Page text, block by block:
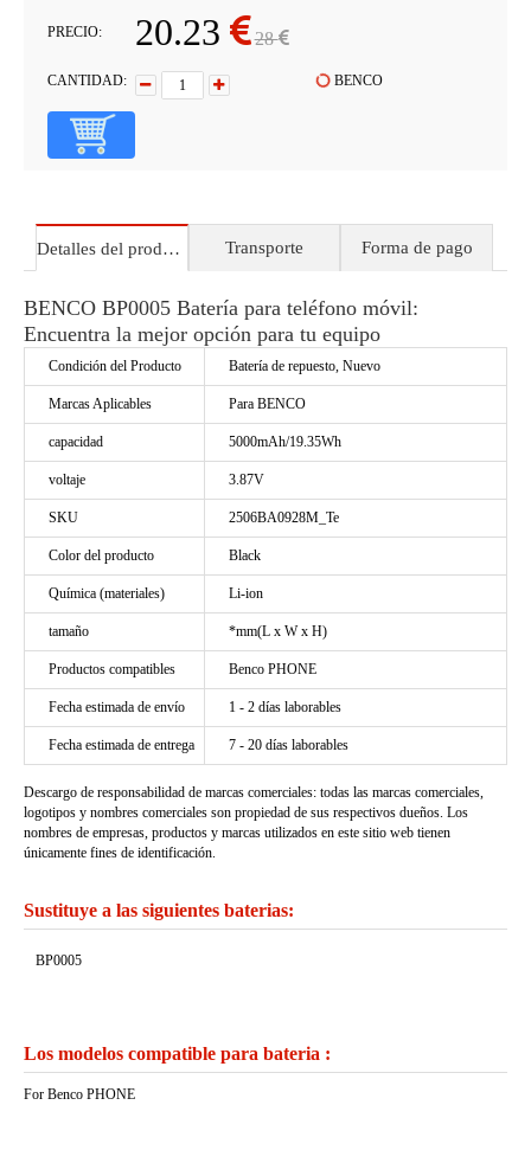
PRECIO: 20.23 28
CANTIDAD: BENCO
Detalles del producto Transporte Forma de pago
BENCO BP0005 Batería para teléfono móvil:
Encuentra la mejor opción para tu equipo
Condición del Producto Batería de repuesto, Nuevo
Marcas Aplicables Para BENCO
capacidad 5000mAh/19.35Wh
voltaje 3.87V
SKU 2506BA0928M_Te
Color del producto Black
Química (materiales) Li-ion
tamaño *mm(L x W x H)
Productos compatibles Benco PHONE
Fecha estimada de envío 1 - 2 días laborables
Fecha estimada de entrega 7 - 20 días laborables
Descargo de responsabilidad de marcas comerciales: todas las marcas comerciales,
logotipos y nombres comerciales son propiedad de sus respectivos dueños. Los
nombres de empresas, productos y marcas utilizados en este sitio web tienen
únicamente fines de identificación.
Sustituye a las siguientes baterias:
BP0005
Los modelos compatible para bateria :
For Benco PHONE